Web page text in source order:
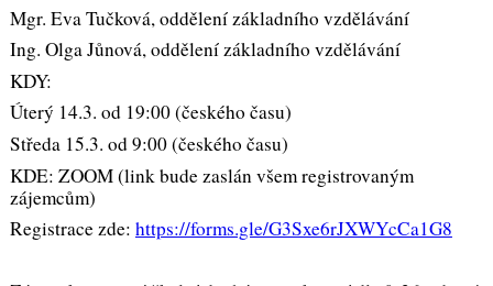
Mgr. Eva Tučková, oddělení základního vzdělávání
Ing. Olga Jůnová, oddělení základního vzdělávání
KDY:
Úterý 14.3. od 19:00 (českého času)
Středa 15.3. od 9:00 (českého času)
KDE: ZOOM (link bude zaslán všem registrovaným
zájemcům)
Registrace zde: https://forms.gle/G3Sxe6rJXWYcCa1G8